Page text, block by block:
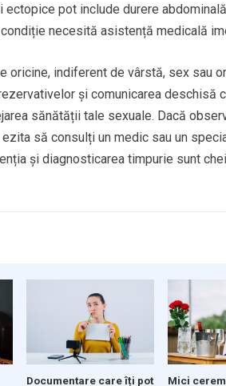
pot include durere
necesită asistență medicală
oricine, indiferent de vârstă, sex sau
și comunicarea deschisă
sănătății tale sexuale. Dacă
să consulți un medic sau un
și diagnosticarea timpurie sunt
Documentare care îți pot Mici